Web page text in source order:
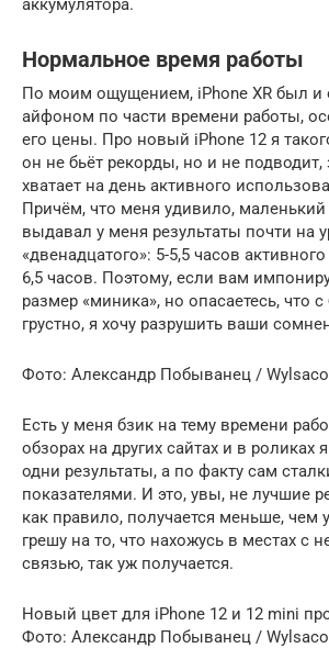
аккумулятора.
Нормальное время работы
По моим ощущением, iPhone XR был и
айфоном по части времени работы,
его цены. Про новый iPhone 12 я
он не бьёт рекорды, но и не подводит,
хватает на день активного
Причём, что меня удивило, маленький
выдавал у меня результаты почти на
«двенадцатого»: 5-5,5 часов
6,5 часов. Поэтому, если вам
размер «миника», но опасаетесь, что
грустно, я хочу разрушить ваши
Фото: Александр Побыванец /
Есть у меня бзик на тему времени
обзорах на других сайтах и в роликах
одни результаты, а по факту сам
показателями. И это, увы, не лучшие
как правило, получается меньше, чем
грешу на то, что нахожусь в местах с
связью, так уж получается.
Новый цвет для iPhone 12 и 12 mini
Фото: Александр Побыванец /